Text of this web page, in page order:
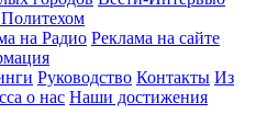
на Радио Реклама на сайте
Руководство Контакты Из
о нас Наши достижения